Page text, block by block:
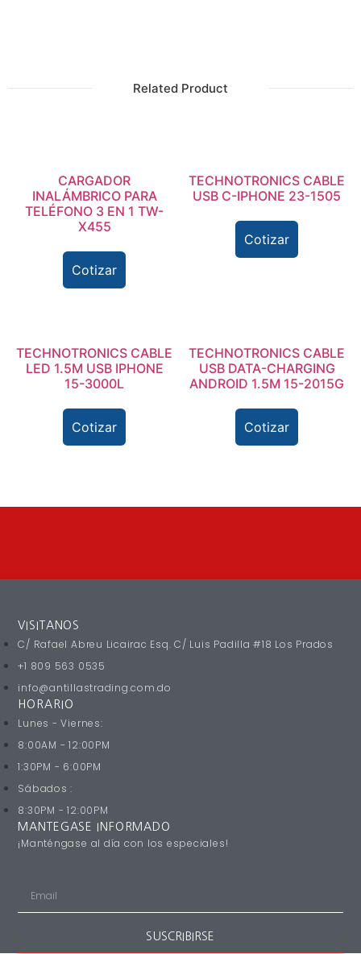
Related Product
CARGADOR
INALÁMBRICO PARA
TELÉFONO 3 EN 1 TW-
X455
Cotizar
TECHNOTRONICS CABLE
USB C-IPHONE 23-1505
Cotizar
TECHNOTRONICS CABLE
LED 1.5M USB IPHONE
15-3000L
Cotizar
TECHNOTRONICS CABLE
USB DATA-CHARGING
ANDROID 1.5M 15-2015G
Cotizar
VISITANOS
C/ Rafael Abreu Licairac Esq. C/ Luis Padilla #18 Los Prados
+1 809 563 0535
info@antillastrading.com.do
HORARIO
Lunes - Viernes:
8:00AM - 12:00PM
1:30PM - 6:00PM
Sábados :
8:30PM - 12:00PM
MANTEGASE INFORMADO
¡Manténgase al día con los especiales!
SUSCRIBIRSE